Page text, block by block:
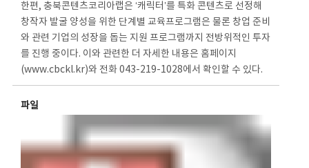
한편, 충북콘텐츠코리아랩은 ‘캐릭터’를 특화 콘텐츠로 선정해
창작자 발굴 양성을 위한 단계별 교육프로그램은 물론 창업 준비
와 관련 기업의 성장을 돕는 지원 프로그램까지 전방위적인 투자
를 진행 중이다. 이와 관련한 더 자세한 내용은 홈페이지
(www.cbckl.kr)와 전화 043-219-1028에서 확인할 수 있다.
파일